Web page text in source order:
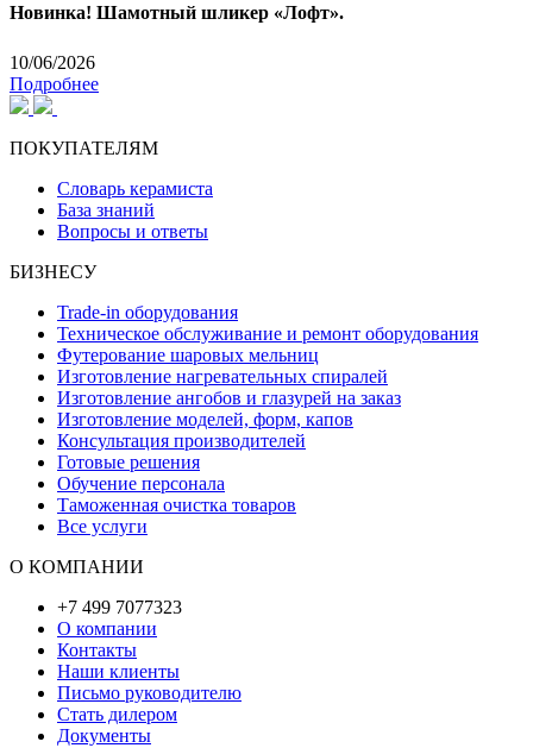
Новинка! Шамотный шликер «Лофт».
10/06/2026
Подробнее
ПОКУПАТЕЛЯМ
Словарь керамиста
База знаний
Вопросы и ответы
БИЗНЕСУ
Trade-in оборудования
Техническое обслуживание и ремонт оборудования
Футерование шаровых мельниц
Изготовление нагревательных спиралей
Изготовление ангобов и глазурей на заказ
Изготовление моделей, форм, капов
Консультация производителей
Готовые решения
Обучение персонала
Таможенная очистка товаров
Все услуги
О КОМПАНИИ
+7 499 7077323
О компании
Контакты
Наши клиенты
Письмо руководителю
Стать дилером
Документы